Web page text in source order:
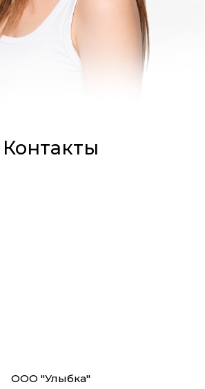
Контакты
ООО "Улыбка"